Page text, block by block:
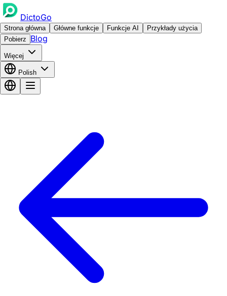
DictoGo
Strona główna Główne funkcje Funkcje AI
Przykłady użycia
Pobierz
Blog
Więcej
Polish